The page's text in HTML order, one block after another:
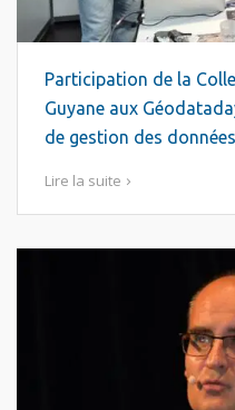
Participation de la
Guyane aux
de gestion des
Lire la suite